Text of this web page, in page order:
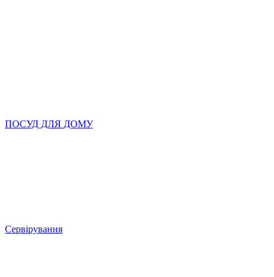
ПОСУД ДЛЯ ДОМУ
Сервірування